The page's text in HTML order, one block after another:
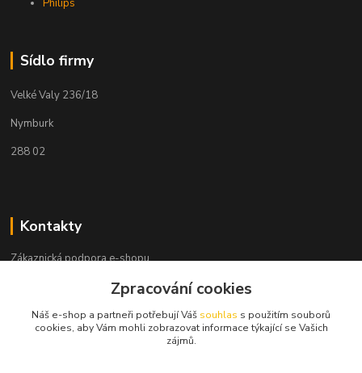
Philips
Sídlo firmy
Velké Valy 236/18
Nymburk
288 02
Kontakty
Zákaznická podpora e-shopu
info@elektronymburk.cz
Zpracování cookies
Náš e-shop a partneři potřebují Váš souhlas s použitím souborů
cookies, aby Vám mohli zobrazovat informace týkající se Vašich
zájmů.